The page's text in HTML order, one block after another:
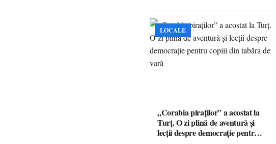
LOCALE
„Corabia piraților” a acostat la
Turț. O zi plină de aventură și
lecții despre democrație pentru